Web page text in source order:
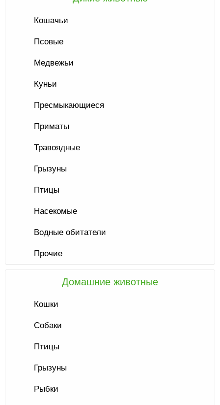
Кошачьи
Псовые
Медвежьи
Куньи
Пресмыкающиеся
Приматы
Травоядные
Грызуны
Птицы
Насекомые
Водные обитатели
Прочие
Домашние животные
Кошки
Собаки
Птицы
Грызуны
Рыбки